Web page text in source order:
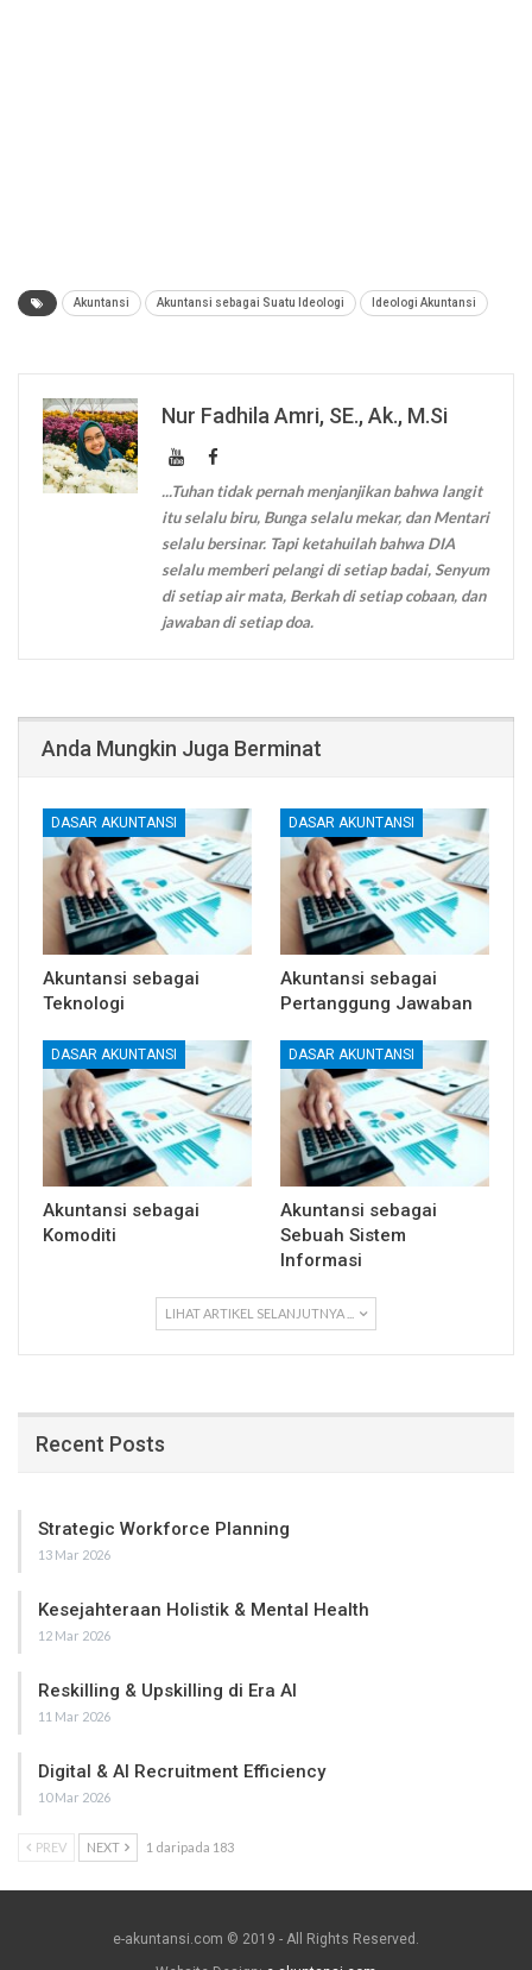
Akuntansi Akuntansi sebagai Suatu Ideologi Ideologi Akuntansi
Nur Fadhila Amri, SE., Ak., M.Si
...Tuhan tidak pernah menjanjikan bahwa langit
itu selalu biru, Bunga selalu mekar, dan Mentari
selalu bersinar. Tapi ketahuilah bahwa DIA
selalu memberi pelangi di setiap badai, Senyum
di setiap air mata, Berkah di setiap cobaan, dan
jawaban di setiap doa.
Anda Mungkin Juga Berminat
DASAR AKUNTANSI
Akuntansi sebagai
Teknologi
DASAR AKUNTANSI
Akuntansi sebagai
Pertanggung Jawaban
DASAR AKUNTANSI
Akuntansi sebagai
Komoditi
DASAR AKUNTANSI
Akuntansi sebagai
Sebuah Sistem
Informasi
LIHAT ARTIKEL SELANJUTNYA ...
Recent Posts
Strategic Workforce Planning
13 Mar 2026
Kesejahteraan Holistik & Mental Health
12 Mar 2026
Reskilling & Upskilling di Era AI
11 Mar 2026
Digital & AI Recruitment Efficiency
10 Mar 2026
PREV NEXT 1 daripada 183
e-akuntansi.com © 2019 - All Rights Reserved.